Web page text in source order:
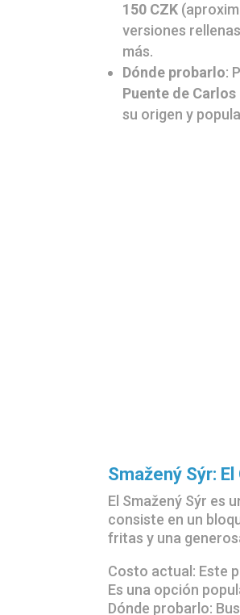
150 CZK
versiones
más.
Dónde probarlo:
Puente de Carlos
su origen y
Smažený Sýr:
El Smažený Sýr es
consiste en un
fritas y una
Costo actual: Este
Es una opción
Dónde probarlo: